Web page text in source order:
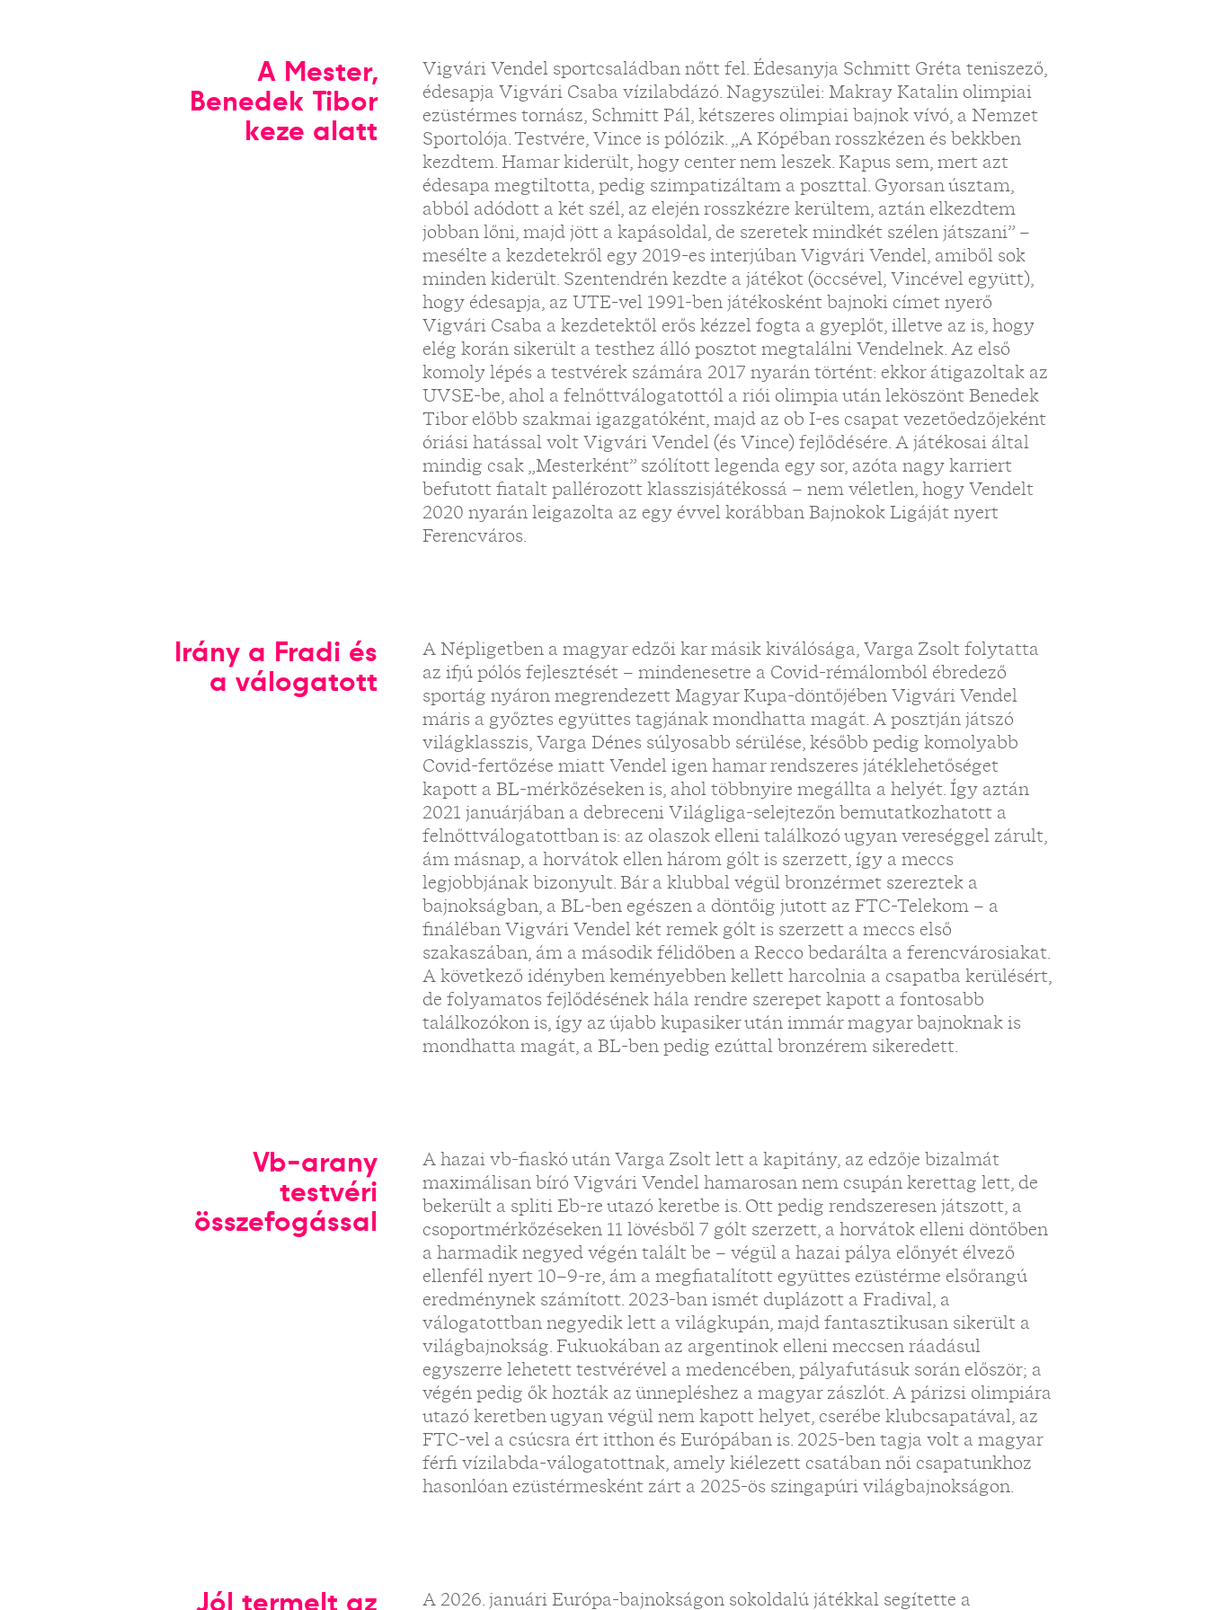
A Mester,
Benedek Tibor
keze alatt
Vigvári Vendel sportcsaládban nőtt fel. Édesanyja Schmitt Gréta teniszező,
édesapja Vigvári Csaba vízilabdázó. Nagyszülei: Makray Katalin olimpiai
ezüstérmes tornász, Schmitt Pál, kétszeres olimpiai bajnok vívó, a Nemzet
Sportolója. Testvére, Vince is pólózik. „A Kópéban rosszkézen és bekkben
kezdtem. Hamar kiderült, hogy center nem leszek. Kapus sem, mert azt
édesapa megtiltotta, pedig szimpatizáltam a poszttal. Gyorsan úsztam,
abból adódott a két szél, az elején rosszkézre kerültem, aztán elkezdtem
jobban lőni, majd jött a kapásoldal, de szeretek mindkét szélen játszani” –
mesélte a kezdetekről egy 2019-es interjúban Vigvári Vendel, amiből sok
minden kiderült. Szentendrén kezdte a játékot (öccsével, Vincével együtt),
hogy édesapja, az UTE-vel 1991-ben játékosként bajnoki címet nyerő
Vigvári Csaba a kezdetektől erős kézzel fogta a gyeplőt, illetve az is, hogy
elég korán sikerült a testhez álló posztot megtalálni Vendelnek. Az első
komoly lépés a testvérek számára 2017 nyarán történt: ekkor átigazoltak az
UVSE-be, ahol a felnőttválogatottól a riói olimpia után leköszönt Benedek
Tibor előbb szakmai igazgatóként, majd az ob I-es csapat vezetőedzőjeként
óriási hatással volt Vigvári Vendel (és Vince) fejlődésére. A játékosai által
mindig csak „Mesterként” szólított legenda egy sor, azóta nagy karriert
befutott fiatalt pallérozott klasszisjátékossá – nem véletlen, hogy Vendelt
2020 nyarán leigazolta az egy évvel korábban Bajnokok Ligáját nyert
Ferencváros.
Irány a Fradi és
a válogatott
A Népligetben a magyar edzői kar másik kiválósága, Varga Zsolt folytatta
az ifjú pólós fejlesztését – mindenesetre a Covid-rémálomból ébredező
sportág nyáron megrendezett Magyar Kupa-döntőjében Vigvári Vendel
máris a győztes együttes tagjának mondhatta magát. A posztján játszó
világklasszis, Varga Dénes súlyosabb sérülése, később pedig komolyabb
Covid-fertőzése miatt Vendel igen hamar rendszeres játéklehetőséget
kapott a BL-mérkőzéseken is, ahol többnyire megállta a helyét. Így aztán
2021 januárjában a debreceni Világliga-selejtezőn bemutatkozhatott a
felnőttválogatottban is: az olaszok elleni találkozó ugyan vereséggel zárult,
ám másnap, a horvátok ellen három gólt is szerzett, így a meccs
legjobbjának bizonyult. Bár a klubbal végül bronzérmet szereztek a
bajnokságban, a BL-ben egészen a döntőig jutott az FTC-Telekom – a
fináléban Vigvári Vendel két remek gólt is szerzett a meccs első
szakaszában, ám a második félidőben a Recco bedarálta a ferencvárosiakat.
A következő idényben keményebben kellett harcolnia a csapatba kerülésért,
de folyamatos fejlődésének hála rendre szerepet kapott a fontosabb
találkozókon is, így az újabb kupasiker után immár magyar bajnoknak is
mondhatta magát, a BL-ben pedig ezúttal bronzérem sikeredett.
Vb-arany
testvéri
összefogással
A hazai vb-fiaskó után Varga Zsolt lett a kapitány, az edzője bizalmát
maximálisan bíró Vigvári Vendel hamarosan nem csupán kerettag lett, de
bekerült a spliti Eb-re utazó keretbe is. Ott pedig rendszeresen játszott, a
csoportmérkőzéseken 11 lövésből 7 gólt szerzett, a horvátok elleni döntőben
a harmadik negyed végén talált be – végül a hazai pálya előnyét élvező
ellenfél nyert 10–9-re, ám a megfiatalított együttes ezüstérme elsőrangú
eredménynek számított. 2023-ban ismét duplázott a Fradival, a
válogatottban negyedik lett a világkupán, majd fantasztikusan sikerült a
világbajnokság. Fukuokában az argentinok elleni meccsen ráadásul
egyszerre lehetett testvérével a medencében, pályafutásuk során először; a
végén pedig ők hozták az ünnepléshez a magyar zászlót. A párizsi olimpiára
utazó keretben ugyan végül nem kapott helyet, cserébe klubcsapatával, az
FTC-vel a csúcsra ért itthon és Európában is. 2025-ben tagja volt a magyar
férfi vízilabda-válogatottnak, amely kiélezett csatában női csapatunkhoz
hasonlóan ezüstérmesként zárt a 2025-ös szingapúri világbajnokságon.
Jól termelt az A 2026. januári Európa-bajnokságon sokoldalú játékkal segítette a